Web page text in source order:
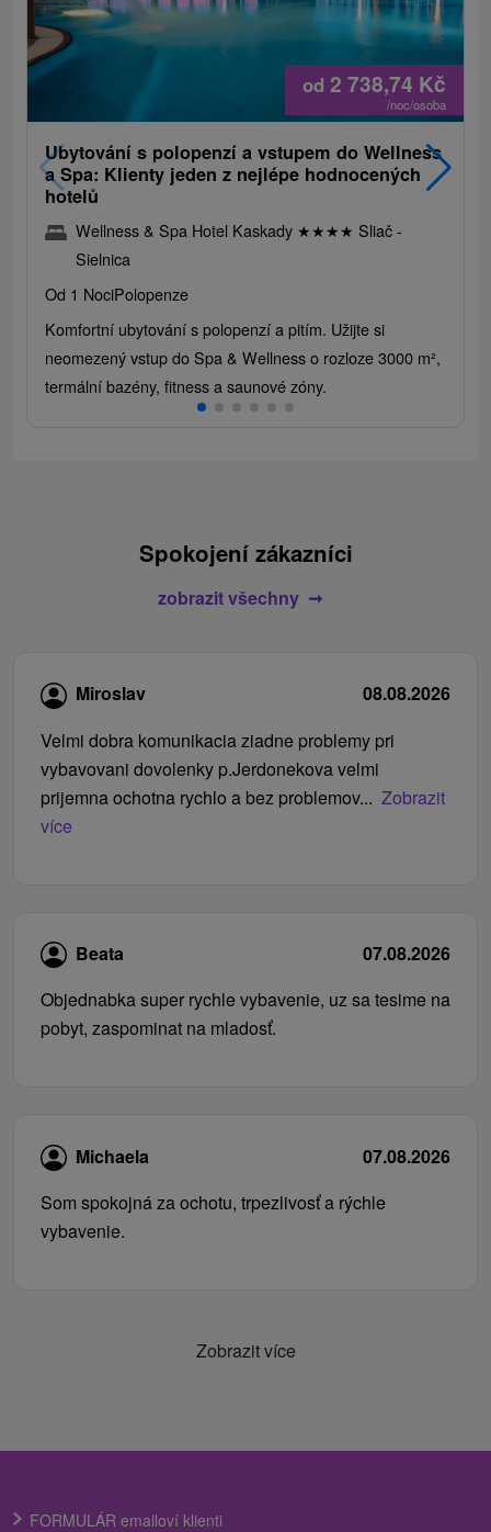
od 2 738,74 Kč
/noc/osoba
Ubytování s polopenzí a vstupem do Wellness
a Spa: Klienty jeden z nejlépe hodnocených
hotelů
Wellness & Spa Hotel Kaskady ★★★★ Sliač -
Sielnica
Od 1 NociPolopenze
Komfortní ubytování s polopenzí a pitím. Užijte si
neomezený vstup do Spa & Wellness o rozloze 3000 m²,
termální bazény, fitness a saunové zóny.
Spokojení zákazníci
zobrazit všechny
Miroslav
08.08.2026
Velmi dobra komunikacia ziadne problemy pri
vybavovani dovolenky p.Jerdonekova velmi
prijemna ochotna rychlo a bez problemov... Zobrazit
více
Beata
07.08.2026
Objednabka super rychle vybavenie, uz sa tesime na
pobyt, zaspominat na mladosť.
Michaela
07.08.2026
Som spokojná za ochotu, trpezlivosť a rýchle
vybavenie.
Zobrazit více
FORMULÁR emailoví klienti